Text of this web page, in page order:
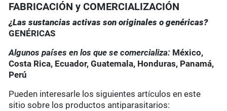
FABRICACIÓN y COMERCIALIZACIÓN
¿Las sustancias activas son originales o genéricas?
GENÉRICAS
Algunos países en los que se comercializa: México,
Costa Rica, Ecuador, Guatemala, Honduras, Panamá,
Perú
Pueden interesarle los siguientes artículos en este
sitio sobre los productos antiparasitarios: